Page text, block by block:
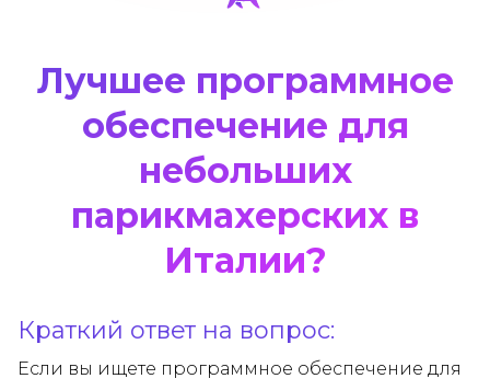
Лучшее программное
обеспечение для
небольших
парикмахерских в
Италии?
Краткий ответ на вопрос:
Если вы ищете программное обеспечение для